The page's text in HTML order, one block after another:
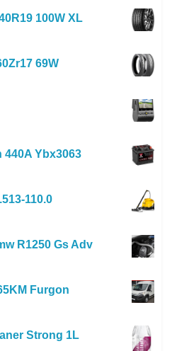
100W XL
69W
440A Ybx3063
110.0
R1250 Gs Adv
Furgon
Strong 1L